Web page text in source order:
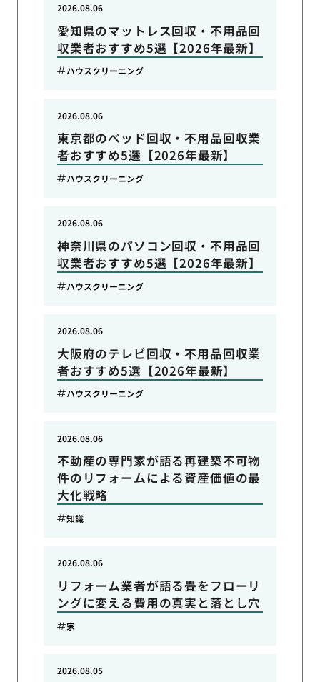
愛知県のマットレス回収・不用品回
収業者おすすめ5選【2026年最新】
2026.08.06
ハウスクリーニング
東京都のベッド回収・不用品回収業
者おすすめ5選【2026年最新】
2026.08.06
ハウスクリーニング
神奈川県のパソコン回収・不用品回
収業者おすすめ5選【2026年最新】
2026.08.06
ハウスクリーニング
大阪府のテレビ回収・不用品回収業
者おすすめ5選【2026年最新】
2026.08.06
ハウスクリーニング
不動産の専門家が語る再建築不可物
件のリフォームによる資産価値の最
大化戦略
2026.08.06
知識
リフォーム業者が語る畳をフローリ
ングに変える費用の真実と落とし穴
2026.08.06
家
2026.08.05